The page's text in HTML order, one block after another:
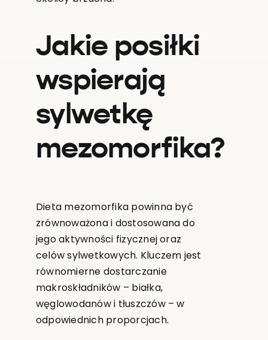
Jakie posiłki
wspierają
sylwetkę
mezomorfika?
Dieta mezomorfika powinna być
zrównoważona i dostosowana do
jego aktywności fizycznej oraz
celów sylwetkowych. Kluczem jest
równomierne dostarczanie
makroskładników – białka,
węglowodanów i tłuszczów – w
odpowiednich proporcjach.